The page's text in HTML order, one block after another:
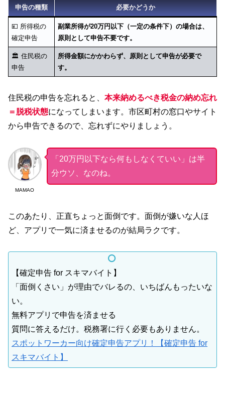
申告の種類 必要かどうか
💴 所得税の
確定申告
副業所得が20万円以下（一定の条件下）の場合は、
原則として申告不要です。
🏛️ 住民税の
申告
所得金額にかかわらず、原則として申告が必要で
す。
住民税の申告を忘れると、 本来納めるべき税金の納め忘れ
＝脱税状態になってしまいます。市区町村の窓口やサイト
から申告できるので、忘れずにやりましょう。
MAMAO
「20万円以下なら何もしなくていい」は半
分ウソ、なのね。
このあたり、正直ちょっと面倒です。面倒が嫌いな人ほ
ど、アプリで一気に済ませるのが結局ラクです。
【確定申告 for スキマバイト】
「面倒くさい」が理由でバレるの、いちばんもったいな
い。
無料アプリで申告を済ませる
質問に答えるだけ。税務署に行く必要もありません。
スポットワーカー向け確定申告アプリ！【確定申告 for
スキマバイト】